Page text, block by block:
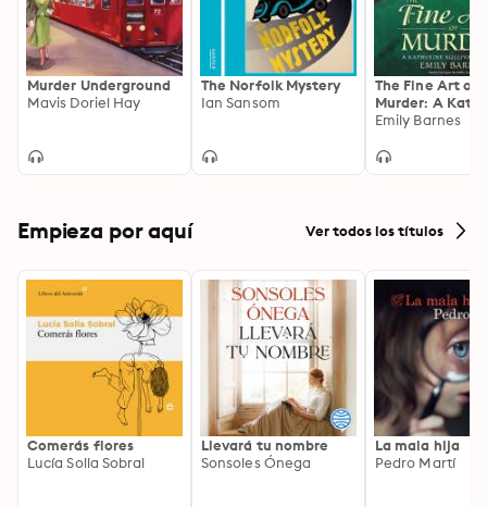
Murder Underground
Mavis Doriel Hay
The Norfolk Mystery
Ian Sansom
The Fine Art of
Murder: A
Sullivan
Emily Barnes
Empieza por aquí Ver todos los títulos
Comerás flores
Lucía Solla Sobral
Llevará tu nombre
Sonsoles Ónega
La mala hija
Pedro Martí